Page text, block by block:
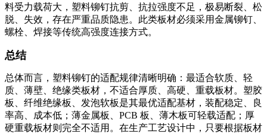
料受力载荷大，塑料铆钉抗剪、抗拉强度不足，极易断裂、松
脱、失效，存在严重品质隐患。此类板材必须采用金属铆钉、
螺栓、焊接等传统高强度连接方式。
总结
总体而言，塑料铆钉的适配规律清晰明确：最适合软质、轻
质、薄壁、绝缘类板材，不适合厚质、高硬、重载板材。塑胶
板、纤维绝缘板、发泡软板是其最优适配基材，装配稳定、良
率高、成本低；薄金属板、PCB 板、薄木板可轻载适配；厚
硬重载板材则完全不适用。在生产工艺设计中，只要根据板材